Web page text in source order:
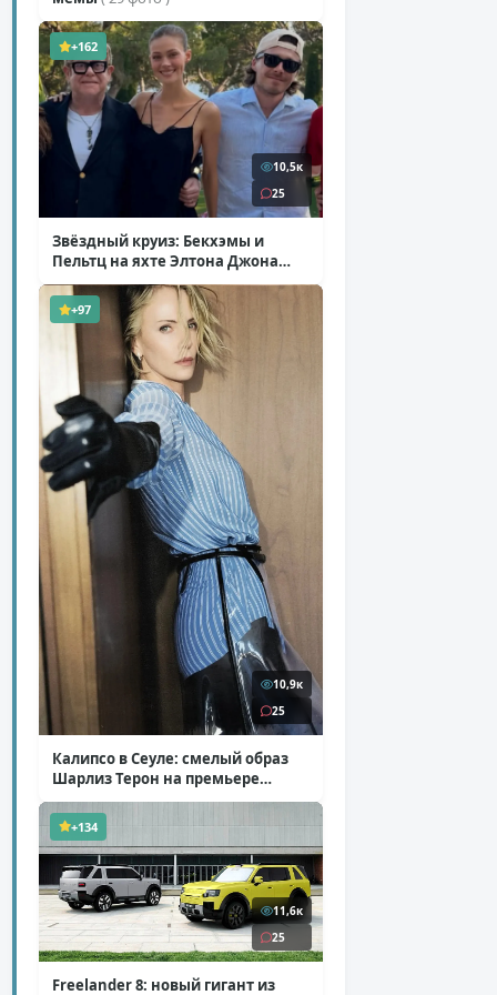
+162
10,5к
25
Звёздный круиз: Бекхэмы и
Пельтц на яхте Элтона Джона
( 12 фото )
+97
10,9к
25
Калипсо в Сеуле: смелый образ
Шарлиз Терон на премьере
«Одиссеи»( 6 фото )
+134
11,6к
25
Freelander 8: новый гигант из